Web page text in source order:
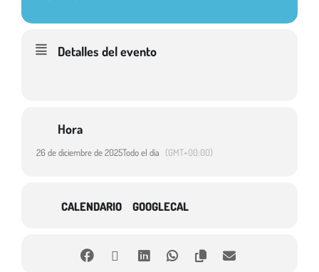
Detalles del evento
Hora
26 de diciembre de 2025Todo el día (GMT+00:00)
CALENDARIO GOOGLECAL